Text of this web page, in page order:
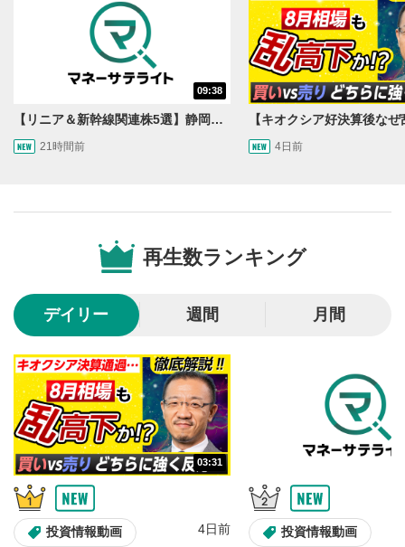
操作メニュー
動画再生エリアにマウスを乗せると表示されます。
再生/一時停止
動画を再生または一時停止します。
4
10秒戻し/10秒送り
するとその位置から動画が再生されます。
画質の選択/再生速度の変更ができます。
スライダーを上下すると音量が調整できます。
8
全画面表示
動画が全画面で表示されます。再度クリックすると元
のサイズに戻ります。
09:38
【リニア＆新幹線関連株5選】静岡県知事の承認でリニア路線工事進展！北陸新幹線も「小浜・京都ルート」再決定！関連する注目の銘柄は？＜たけぞうNEWS＞
21時間前 4日前
再生数ランキング
デイリー 週間 月間
03:31
投資情報動画 4日前 投資情報動画